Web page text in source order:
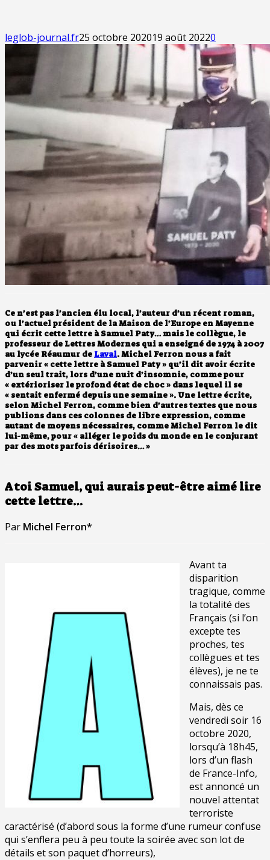
leglob-journal.fr25 octobre 202019 août 20220
Ce n’est pas l’ancien élu local, l’auteur d’un récent roman,
ou l’actuel président de la Maison de l’Europe en Mayenne
qui écrit cette lettre à Samuel Paty… mais le collègue, le
professeur de Lettres Modernes qui a enseigné de 1974 à 2007
au lycée Réaumur de Laval. Michel Ferron nous a fait
parvenir « cette lettre à Samuel Paty » qu’il dit avoir écrite
d’un seul trait, lors d’une nuit d’insomnie, comme pour
« extérioriser le profond état de choc » dans lequel il se
« sentait enfermé depuis une semaine ». Une lettre écrite,
selon Michel Ferron, comme bien d’autres textes que nous
publions dans ces colonnes de libre expression, comme
autant de moyens nécessaires, comme Michel Ferron le dit
lui-même, pour « alléger le poids du monde en le conjurant
par des mots parfois dérisoires… »
A toi Samuel, qui aurais peut-être aimé lire
cette lettre…
Par Michel Ferron*
Avant ta
disparition
tragique, comme
la totalité des
Français (si l’on
excepte tes
proches, tes
collègues et tes
élèves), je ne te
connaissais pas.
Mais, dès ce
vendredi soir 16
octobre 2020,
lorsqu’à 18h45,
lors d’un flash
de France-Info,
est annoncé un
nouvel attentat
terroriste
caractérisé (d’abord sous la forme d’une rumeur confuse
qui s’enflera peu à peu toute la soirée avec son lot de
détails et son paquet d’horreurs),